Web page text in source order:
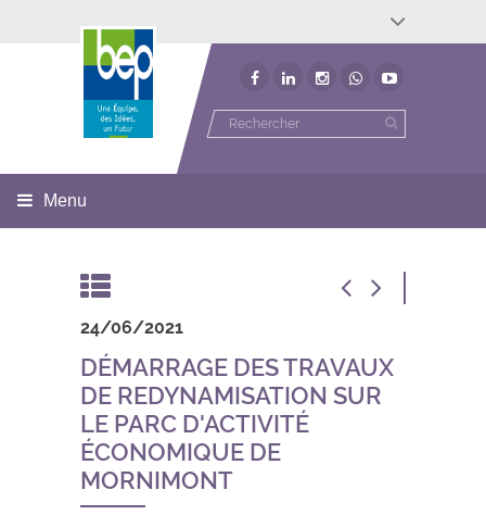
Développement économique
Développement territorial
Menu
24/06/2021
DÉMARRAGE DES TRAVAUX
DE REDYNAMISATION SUR
LE PARC D'ACTIVITÉ
ÉCONOMIQUE DE
MORNIMONT